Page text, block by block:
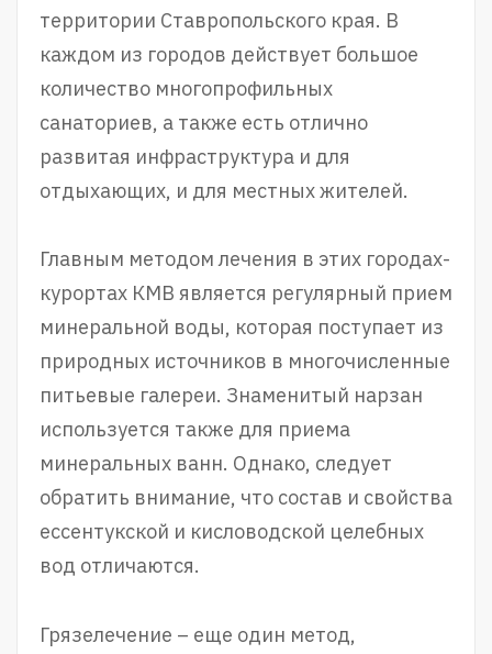
территории Ставропольского края. В
каждом из городов действует большое
количество многопрофильных
санаториев, а также есть отлично
развитая инфраструктура и для
отдыхающих, и для местных жителей.
Главным методом лечения в этих городах-
курортах КМВ является регулярный прием
минеральной воды, которая поступает из
природных источников в многочисленные
питьевые галереи. Знаменитый нарзан
используется также для приема
минеральных ванн. Однако, следует
обратить внимание, что состав и свойства
ессентукской и кисловодской целебных
вод отличаются.
Грязелечение – еще один метод,